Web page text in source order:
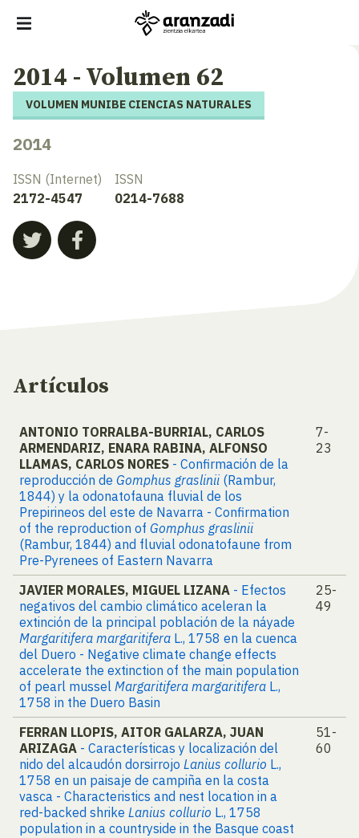
2014 - Volumen 62
VOLUMEN MUNIBE CIENCIAS NATURALES
2014
ISSN (Internet)
2172-4547
ISSN
0214-7688
Artículos
ANTONIO TORRALBA-BURRIAL, CARLOS
ARMENDARIZ, ENARA RABINA, ALFONSO
LLAMAS, CARLOS NORES - Confirmación de la
reproducción de Gomphus graslinii(Rambur,
1844) y la odonatofauna fluvial de los
Prepirineos del este de Navarra - Confirmation
of the reproduction of Gomphus graslinii
(Rambur, 1844) and fluvial odonatofaune from
Pre-Pyrenees of Eastern Navarra
7-
23
JAVIER MORALES, MIGUEL LIZANA - Efectos
negativos del cambio climático aceleran la
extinción de la principal población de la náyade
Margaritifera margaritifera L., 1758 en la cuenca
del Duero - Negative climate change effects
accelerate the extinction of the main population
of pearl mussel Margaritifera margaritifera L.,
1758 in the Duero Basin
25-
49
FERRAN LLOPIS, AITOR GALARZA, JUAN
ARIZAGA - Características y localización del
nido del alcaudón dorsirrojo Lanius collurio L.,
1758 en un paisaje de campiña en la costa
vasca - Characteristics and nest location in a
red-backed shrike Lanius collurio L., 1758
population in a countryside in the Basque coast
51-
60